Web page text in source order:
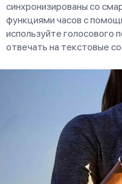
синхронизированы со
функциями часов с
используйте
отвечать на текстовые